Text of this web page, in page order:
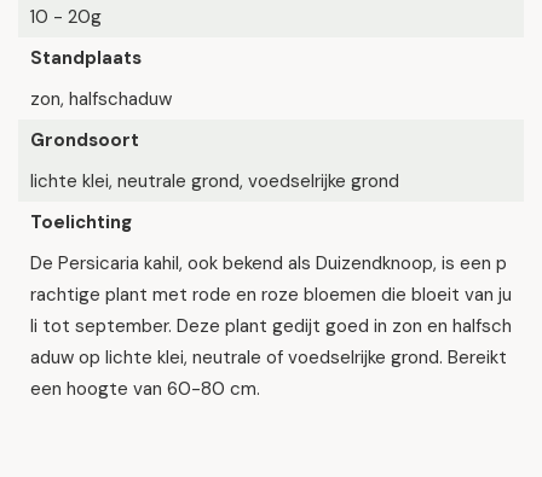
10 - 20g
Standplaats
zon, halfschaduw
Grondsoort
lichte klei, neutrale grond, voedselrijke grond
Toelichting
De Persicaria kahil, ook bekend als Duizendknoop, is een p
rachtige plant met rode en roze bloemen die bloeit van ju
li tot september. Deze plant gedijt goed in zon en halfsch
aduw op lichte klei, neutrale of voedselrijke grond. Bereikt
een hoogte van 60-80 cm.